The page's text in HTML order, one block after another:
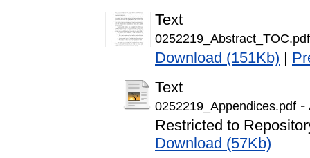
Text
0252219_Abstract_TOC.pdf
Download (151Kb) |
Text
0252219_Appendices.pdf -
Restricted to
Download (57Kb)